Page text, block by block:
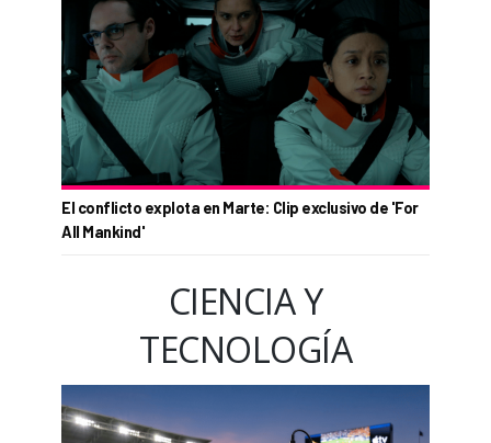
El conflicto explota en Marte: Clip exclusivo de 'For
All Mankind'
CIENCIA Y
TECNOLOGÍA